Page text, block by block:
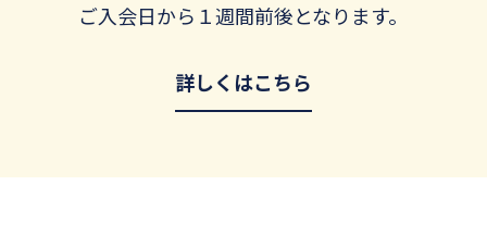
ご入会日から１週間前後となります。
詳しくはこちら